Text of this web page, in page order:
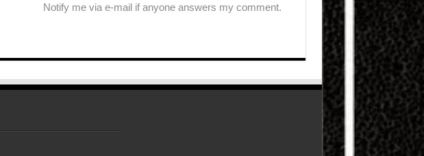
Notify me via e-mail if anyone answers my comment.